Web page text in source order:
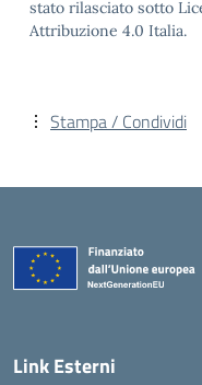
stato rilasciato sotto
Attribuzione 4.0 Italia.
Stampa / Condividi
Link Esterni